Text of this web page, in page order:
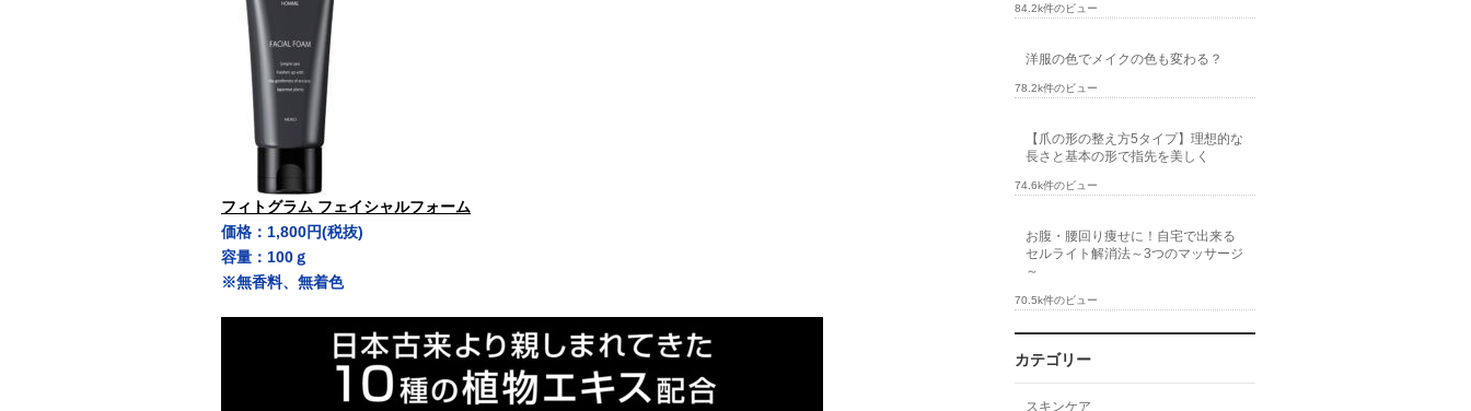
フィトグラム フェイシャルフォーム
価格：1,800円(税抜)
容量：100ｇ
※無香料、無着色
84.2k件のビュー
洋服の色でメイクの色も変わる？
78.2k件のビュー
【爪の形の整え方5タイプ】理想的な
長さと基本の形で指先を美しく
74.6k件のビュー
お腹・腰回り痩せに！自宅で出来る
セルライト解消法～3つのマッサージ
～
70.5k件のビュー
カテゴリー
スキンケア